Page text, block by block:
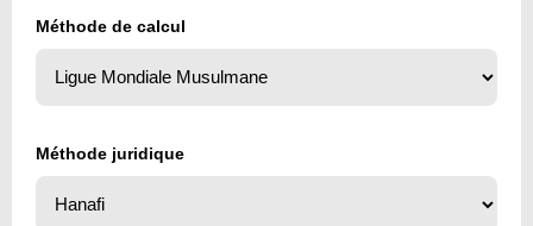
Méthode de calcul
Méthode juridique